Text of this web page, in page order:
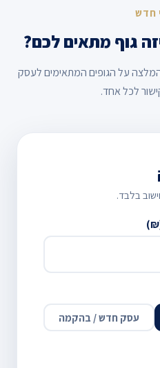
חדש
גוף מתאים לכם?
על הגופים המתאימים לעסק
לכל אחד.
בלבד.
עסק חדש / בהקמה